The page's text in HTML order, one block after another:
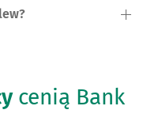
cenią Bank